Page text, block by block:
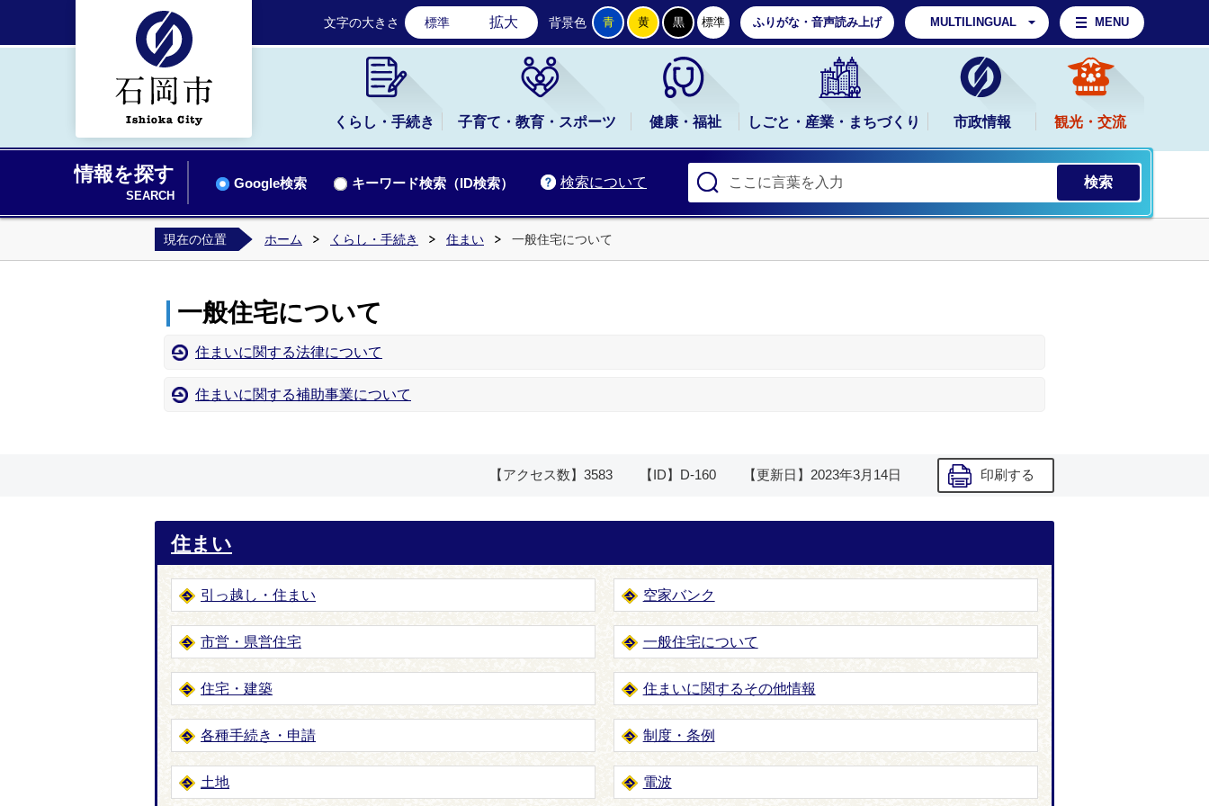
石岡市公式ホームページ
文字の大きさ 標準 拡大 背景色 青 黄 黒 標準 ふりがな・音声読み上げ MULTILINGUAL MENU
くらし・手続き 子育て・教育・スポーツ 健康・福祉 しごと・産業・まちづくり 市政情報 観光・交流
情報を探す
SEARCH
検索について
Google検索 キーワード検索（ID検索）
現在の位置 ホーム くらし・手続き 住まい 一般住宅について
一般住宅について
住まいに関する法律について
住まいに関する補助事業について
【アクセス数】 3583 【ID】 D-160 【更新日】 2023年3月14日 印刷する
住まい
引っ越し・住まい 空家バンク
市営・県営住宅 一般住宅について
住宅・建築 住まいに関するその他情報
各種手続き・申請 制度・条例
土地 電波